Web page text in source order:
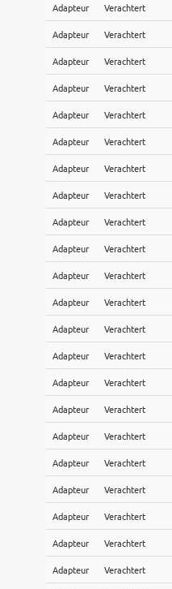
Adapteur Verachtert
Adapteur Verachtert
Adapteur Verachtert
Adapteur Verachtert
Adapteur Verachtert
Adapteur Verachtert
Adapteur Verachtert
Adapteur Verachtert
Adapteur Verachtert
Adapteur Verachtert
Adapteur Verachtert
Adapteur Verachtert
Adapteur Verachtert
Adapteur Verachtert
Adapteur Verachtert
Adapteur Verachtert
Adapteur Verachtert
Adapteur Verachtert
Adapteur Verachtert
Adapteur Verachtert
Adapteur Verachtert
Adapteur Verachtert